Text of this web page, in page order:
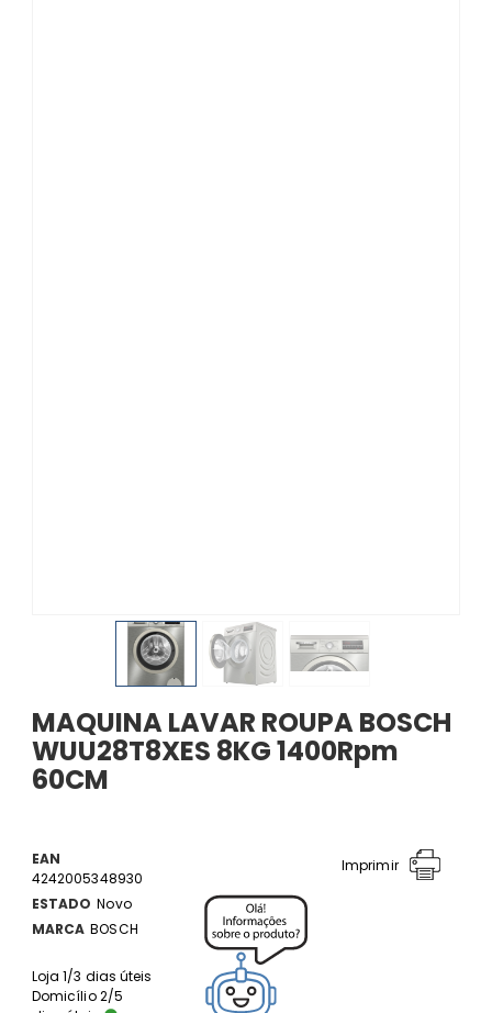
MAQUINA LAVAR ROUPA BOSCH
WUU28T8XES 8KG 1400Rpm
60CM
EAN
4242005348930
ESTADO Novo
MARCA BOSCH
Loja 1/3 dias úteis
Domicílio 2/5
Imprimir